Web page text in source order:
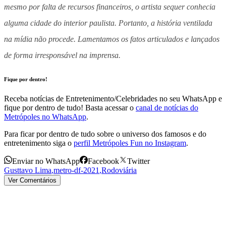
mesmo por falta de recursos financeiros, o artista sequer conhecia
alguma cidade do interior paulista. Portanto, a história ventilada
na mídia não procede. Lamentamos os fatos articulados e lançados
de forma irresponsável na imprensa.
Fique por dentro!
Receba notícias de Entretenimento/Celebridades no seu WhatsApp e
fique por dentro de tudo! Basta acessar o canal de notícias do
Metrópoles no WhatsApp.
Para ficar por dentro de tudo sobre o universo dos famosos e do
entretenimento siga o perfil Metrópoles Fun no Instagram.
Enviar no WhatsApp Facebook
Twitter
Gusttavo Lima,metro-df-2021,Rodoviária
Ver Comentários